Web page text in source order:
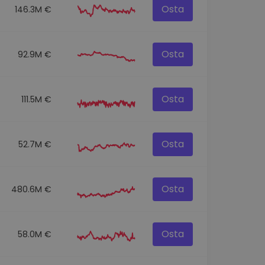
146.3M € Osta
92.9M € Osta
111.5M € Osta
52.7M € Osta
480.6M € Osta
58.0M € Osta